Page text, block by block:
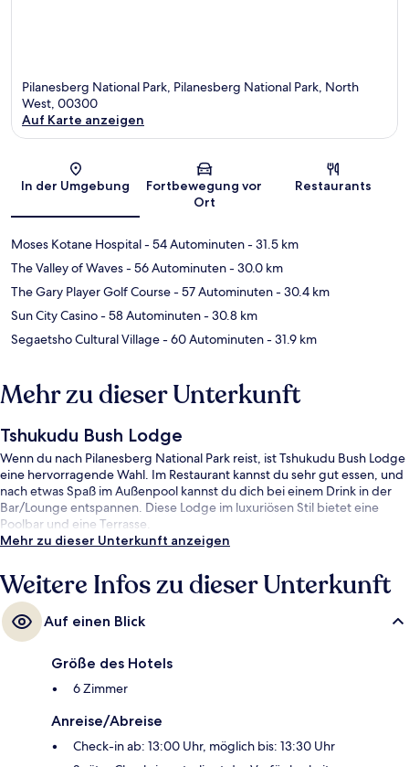
Pilanesberg National Park, Pilanesberg National Park, North
West, 00300
Auf Karte anzeigen
In der Umgebung
Fortbewegung vor
Ort
Restaurants
Moses Kotane Hospital- 54 Autominuten- 31.5 km
The Valley of Waves- 56 Autominuten- 30.0 km
The Gary Player Golf Course- 57 Autominuten- 30.4 km
Sun City Casino- 58 Autominuten- 30.8 km
Segaetsho Cultural Village- 60 Autominuten- 31.9 km
Mehr zu dieser Unterkunft
Tshukudu Bush Lodge
Wenn du nach Pilanesberg National Park reist, ist Tshukudu Bush Lodge
eine hervorragende Wahl. Im Restaurant kannst du sehr gut essen, und
nach etwas Spaß im Außenpool kannst du dich bei einem Drink in der
Bar/Lounge entspannen. Diese Lodge im luxuriösen Stil bietet eine
Poolbar und eine Terrasse.
Mehr zu dieser Unterkunft anzeigen
Weitere Infos zu dieser Unterkunft
Auf einen Blick
Größe des Hotels
6 Zimmer
Anreise/Abreise
Check-in ab: 13:00 Uhr, möglich bis: 13:30 Uhr